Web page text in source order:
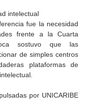
intelectual
fue la necesidad
frente a la Cuarta
sostuvo que las
de simples centros
plataformas de
por UNICARIBE